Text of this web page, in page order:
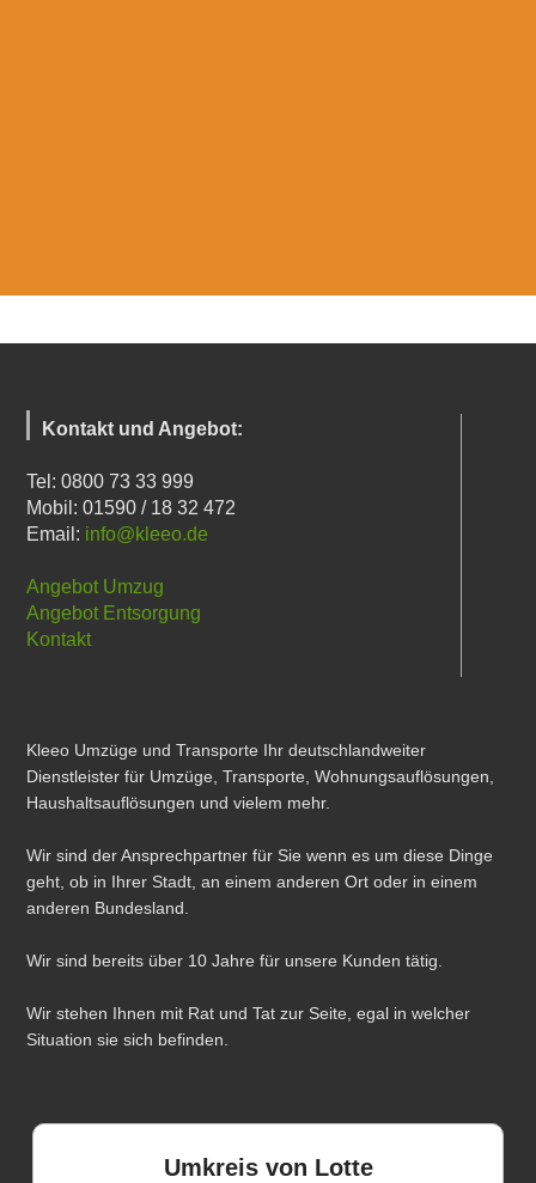
Kontakt und Angebot:
Tel: 0800 73 33 999
Mobil: 01590 / 18 32 472
Email: info@kleeo.de
Angebot Umzug
Angebot Entsorgung
Kontakt
Kleeo Umzüge und Transporte Ihr deutschlandweiter
Dienstleister für Umzüge, Transporte, Wohnungsauflösungen,
Haushaltsauflösungen und vielem mehr.
Wir sind der Ansprechpartner für Sie wenn es um diese Dinge
geht, ob in Ihrer Stadt, an einem anderen Ort oder in einem
anderen Bundesland.
Wir sind bereits über 10 Jahre für unsere Kunden tätig.
Wir stehen Ihnen mit Rat und Tat zur Seite, egal in welcher
Situation sie sich befinden.
Umkreis von Lotte